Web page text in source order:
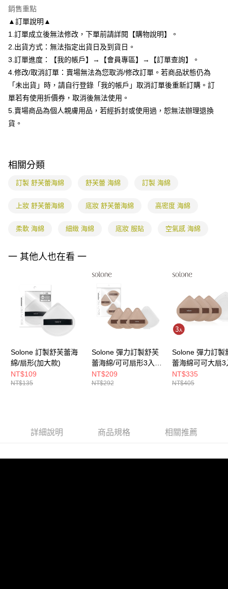
法說明評估內容。
【繳款方式說明】
1.分期款項不併入電信帳單，「大哥付你分期」於每月結算日後寄送繳費提
醒簡訊。
帳／街口支付／iPASS MONEY」等通路繳費。
【注意事項】
1.本服務係由「台灣大哥大股份有限公司」（以下簡稱本公司）所提供，讓
用戶於交易時，得透過本服務購買商品或服務，並由商店將買賣／分期付款
買賣價金債權讓與本公司後，依約使用本公司帳單繳交帳款。
資料（包含姓名、電話或地址）提供予台灣大哥大進項蒐集、處理及利用，
由本公司與您本人進行分期帳單所需資料之確認、核對及更正。
３．安心：先確認商品／服務後，再付款。
【「AFTEE先享後付」結帳流程】
１．於結帳方式選擇「AFTEE先享後付」後，將跳轉至「AFTEE先享後付」
結帳頁面，進行簡訊認證並確認金額後，即可完成結帳。
３．收到繳費通知簡訊後14天內，點擊此簡訊中的連結，可透過四大超商／
ATM／網路銀行／等多元方式進行付款，方視為交易完成。
※ 請注意：結帳手續完成當下不需立刻繳費，但若您需要取消訂單，請聯絡
購買商品的店家。未經商家同意取消之訂單仍視為有效，需透過AFTEE先享
後付繳納相關費用。
※ 交易是否成功請以「AFTEE先享後付 」之結帳頁面顯示為準，若有關於
客戶支援中心」
易，需依本服務之必要範圍內提供個人資料，並將交易相關給付款項請求債
２．關於個人資料處理事宜，請瀏覽以下網址：
３．未成年的使用者請事先徵得法定代理人或監護人之同意方可使用
「AFTEE先享後付」，若未經同意申辦者引起之損失，本公司不負相關責
４．使用「AFTEE先享後付」時，將依據個別帳號之用戶狀況，依本公司即
５．嚴禁一人註冊多個帳號或使用他人資訊註冊。若發現惡意使用之情形，
全家付款取貨
每筆NT$80，滿NT$699(含以上)免運費
付款後全家取貨
每筆NT$80，滿NT$699(含以上)免運費
7-11付款取貨
每筆NT$80，滿NT$699(含以上)免運費
付款後7-11取貨
每筆NT$80，滿NT$699(含以上)免運費
銷售重點
▲訂單說明▲
1.訂單成立後無法修改，下單前請詳閱【購物說明】。
2.出貨方式：無法指定出貨日及到貨日。
3.訂單進度：【我的帳戶】→【會員專區】→【訂單查詢】。
4.修改/取消訂單：賣場無法為您取消/修改訂單。若商品狀態仍為
「未出貨」時，請自行登錄「我的帳戶」取消訂單後重新訂購。訂
單若有使用折價券，取消後無法使用。
5.賣場商品為個人親膚用品，若經拆封或使用過，恕無法辦理退換
貨。
相關分類
訂製 舒芙蕾海綿 舒芙蕾 海綿 訂製 海綿
上妝 舒芙蕾海綿 底妝 舒芙蕾海綿 高密度 海綿
柔軟 海綿 細緻 海綿 底妝 服貼 空氣感 海綿
一 其他人也在看 一
Solone 訂製舒芙蕾海
綿/扇形(加大款)
NT$109
NT$135
Solone 彈力訂製舒芙
蕾海綿/可可扇形3入組
(附小扇形收納盒)
NT$209
NT$292
Solone 彈力訂製
蕾海綿可可大扇3
(贈 收納盒/栗子
NT$335
NT$405
詳細說明 商品規格 相關推薦